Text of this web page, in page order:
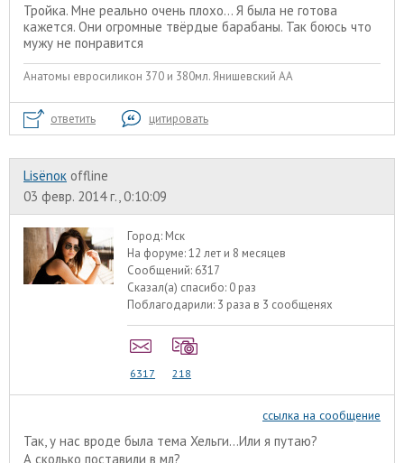
Тройка. Мне реально очень плохо... Я была не готова
кажется. Они огромные твёрдые барабаны. Так боюсь что
мужу не понравится
Анатомы евроcиликон 370 и 380мл. Янишевский АА
ответить цитировать
Lisёnок offline
03 февр. 2014 г., 0:10:09
Город: Мск
На форуме:12 лет и 8 месяцев
Сообщений: 6317
Сказал(а) спасибо: 0 раз
Поблагодарили: 3 раза в 3 сообщенях
6317 218
ссылка на сообщение
Так, у нас вроде была тема Хельги...Или я путаю?
А сколько поставили в мл?